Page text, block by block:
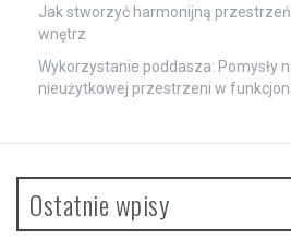
Jak stworzyć harmonijną
wnętrz
Wykorzystanie poddasza: Pomysły
nieużytkowej przestrzeni w
Ostatnie wpisy